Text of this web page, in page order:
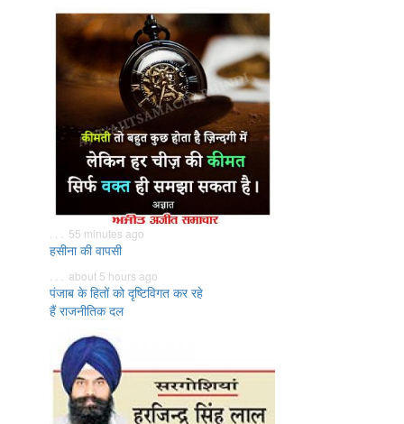
. . . 55 minutes ago
हसीना की वापसी
. . . about 5 hours ago
पंजाब के हितों को दृष्टिविगत कर रहे
हैं राजनीतिक दल